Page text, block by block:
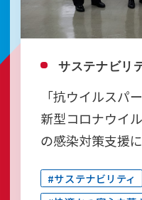
サステナビリ
「抗ウイルスパ
新型コロナウイ
の感染対策支援に
#サステナビリティ